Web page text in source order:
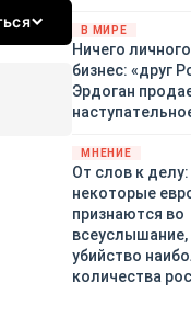
В МИРЕ
Ничего
бизнес: «друг
Эрдоган
МНЕНИЕ
От слов к делу:
некоторые
признаются во
всеуслышание,
убийство
количества